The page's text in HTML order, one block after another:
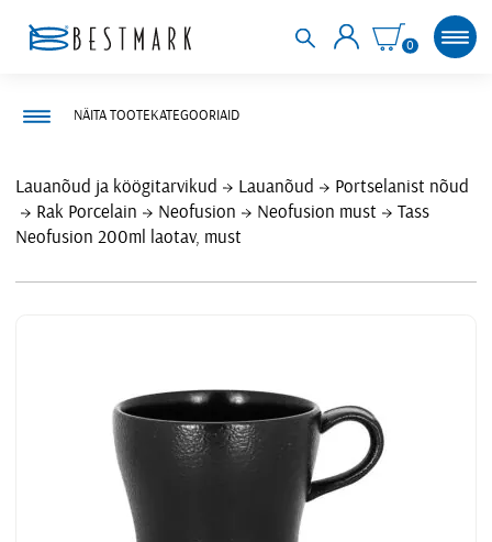
0
Lauanõud ja köögitarvikud Lauanõud
Portselanist nõud
Rak Porcelain
Neofusion Neofusion must
Tass
Neofusion 200ml laotav, must
NÄITA TOOTEKATEGOORIAID